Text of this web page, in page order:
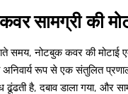
सामग्री की
समय, नोटबुक कवर की मोटाई
अनिवार्य रूप से एक संतुलित
ढूंढती है, दबाव डाला गया, और